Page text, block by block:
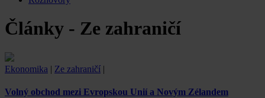
Články - Ze zahraničí
Ekonomika | Ze zahraničí |
Volný obchod mezi Evropskou Unií a Novým Zélandem